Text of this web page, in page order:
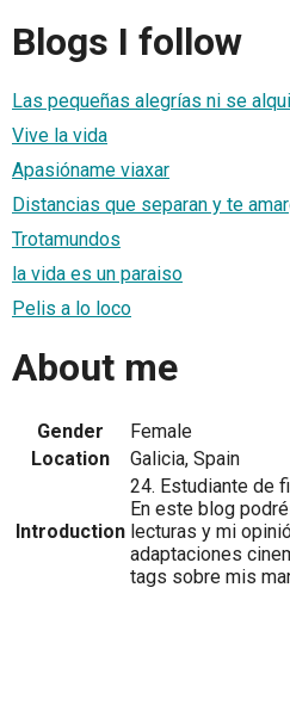
Blogs I follow
Las pequeñas alegrías ni se
Vive la vida
Apasióname viaxar
Distancias que separan y te
Trotamundos
la vida es un paraiso
Pelis a lo loco
About me
Gender
Female
Location
Galicia, Spain
Introduction
24. Estudiante de
En este blog
lecturas y mi
adaptaciones
tags sobre mis